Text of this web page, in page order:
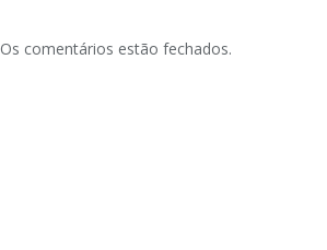
Os comentários estão fechados.